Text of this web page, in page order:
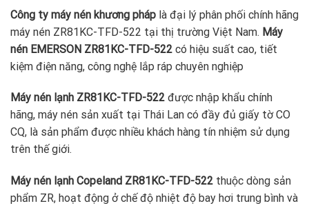
Công ty máy nén khương pháp là đại lý phân phối chính hãng
máy nén ZR81KC-TFD-522 tại thị trường Việt Nam. Máy
nén EMERSON ZR81KC-TFD-522 có hiệu suất cao, tiết
kiệm điện năng, công nghệ lắp ráp chuyên nghiệp
Máy nén lạnh ZR81KC-TFD-522 được nhập khẩu chính
hãng, máy nén sản xuất tại Thái Lan có đầy đủ giấy tờ CO
CQ, là sản phẩm được nhiều khách hàng tín nhiệm sử dụng
trên thế giới.
Máy nén lạnh Copeland ZR81KC-TFD-522 thuộc dòng sản
phẩm ZR, hoạt động ở chế độ nhiệt độ bay hơi trung bình và